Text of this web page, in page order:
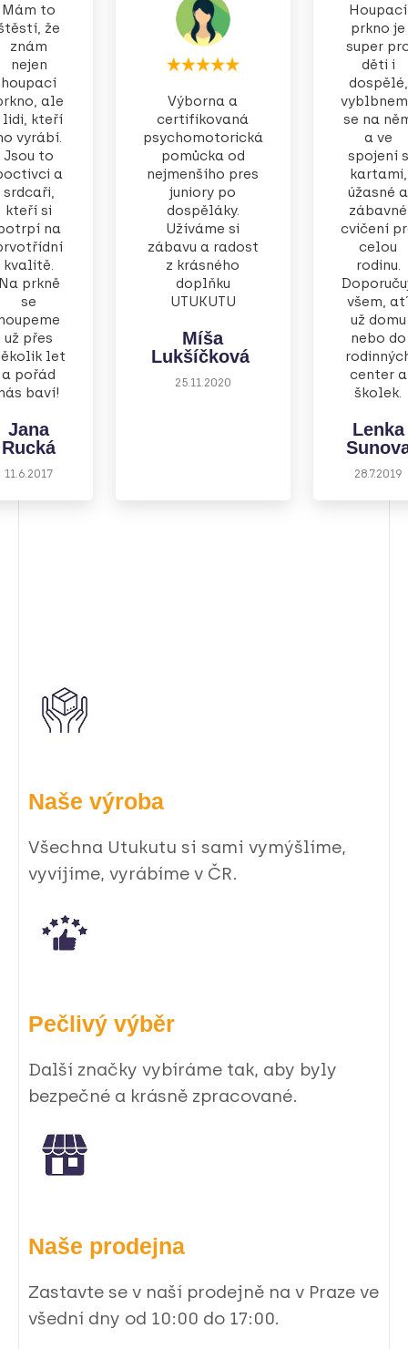
Mám to
že
znám
nejen
houpací
ale
lidi, kteří
vyrábí.
Jsou to
a
srdcaři,
kteří si
na
kvalitě.
prkně
se
už přes
let
a pořád
baví!
Jana
Rucká
11.6.2017
Výborna a
certifikovaná
psychomotorická
pomůcka od
nejmenšího pres
juniory po
dospěláky.
Užíváme si
zábavu a radost
z krásného
doplňku
UTUKUTU
Míša
Lukšíčková
25.11.2020
Houpací
prkno je
super
děti i
dospělé,
se na
a ve
spojení s
kartami,
úžasné a
zábavné
cvičení
celou
rodinu.
všem, at´
už domu
nebo do
center a
školek.
Lenka
28.7.2019
Naše výroba
Všechna Utukutu si sami vymýšlíme,
vyvíjíme, vyrábíme v ČR.
Pečlivý výběr
Další značky vybíráme tak, aby byly
bezpečné a krásně zpracované.
Naše prodejna
Zastavte se v naší prodejně na v Praze ve
všední dny od 10:00 do 17:00.